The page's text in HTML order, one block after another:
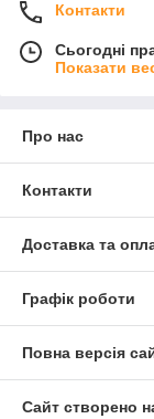
Контакти
Сьогодні
Показати
Про нас
Контакти
Доставка та
Графік роботи
Повна версія
Сайт створено